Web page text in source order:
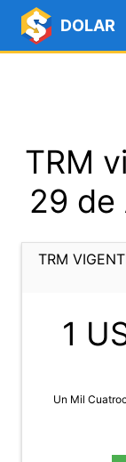
DOLAR
TRM
29 de
TRM
1
Un Mil